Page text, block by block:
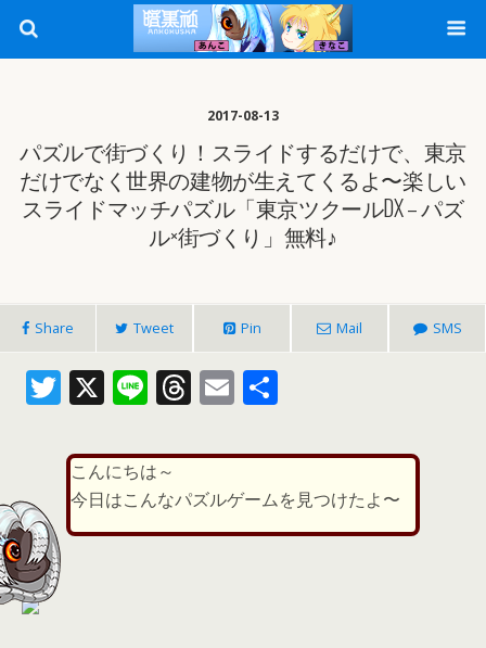
2017-08-13
パズルで街づくり！スライドするだけで、東京
だけでなく世界の建物が生えてくるよ〜楽しい
スライドマッチパズル「東京ツクールDX – パズ
ル×街づくり」無料♪
Share Tweet Pin Mail SMS
T
itt
er
X Li
e
T
re
a
d
E
ai
l
こんにちは～
今日はこんなパズルゲームを見つけたよ〜